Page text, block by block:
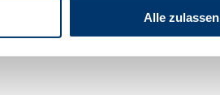
Alle zulassen